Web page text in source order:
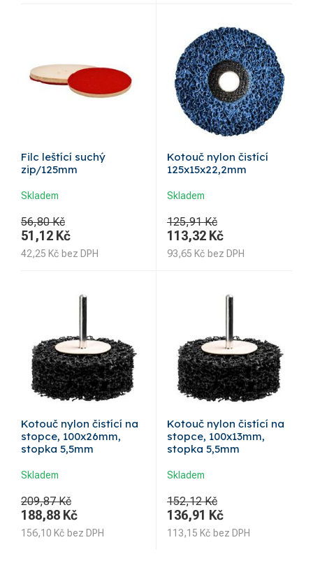
Filc leštící suchý
zip/125mm
Skladem
56,80 Kč
51,12 Kč
42,25 Kč bez DPH
Kotouč nylon čistící
125x15x22,2mm
Skladem
125,91 Kč
113,32 Kč
93,65 Kč bez DPH
Kotouč nylon čistící na
stopce, 100x26mm,
stopka 5,5mm
Skladem
209,87 Kč
188,88 Kč
156,10 Kč bez DPH
Kotouč nylon čistící na
stopce, 100x13mm,
stopka 5,5mm
Skladem
152,12 Kč
136,91 Kč
113,15 Kč bez DPH